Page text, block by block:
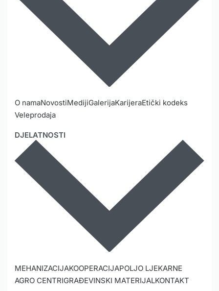
DJELATNOSTI
MEHANIZACIJAKOOPERACIJAPOLJO LJEKARNE
AGRO CENTRIGRAĐEVINSKI MATERIJALKONTAKT
O namaNovostiMedijiGalerijaKarijeraEtički kodeks
Veleprodaja